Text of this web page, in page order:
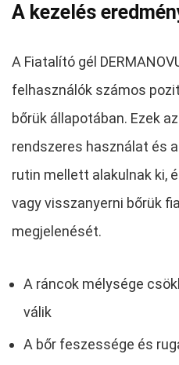
A kezelés
A Fiatalító gél
felhasználók számos
bőrük állapotában. Ezek
rendszeres használat és
rutin mellett alakulnak ki,
vagy visszanyerni bőrük
megjelenését.
A ráncok mélysége
válik
A bőr feszessége és